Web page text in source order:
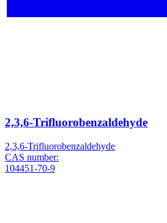
2,3,6-Trifluorobenzaldehyde
2,3,6-Trifluorobenzaldehyde
CAS number:
104451-70-9